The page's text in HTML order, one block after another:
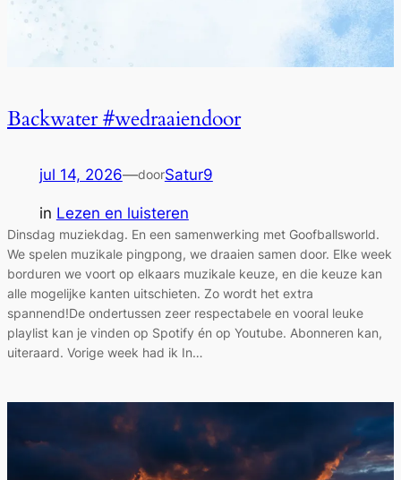
Backwater #wedraaiendoor
jul 14, 2026—doorSatur9
in Lezen en luisteren
Dinsdag muziekdag. En een samenwerking met Goofballsworld.
We spelen muzikale pingpong, we draaien samen door. Elke week
borduren we voort op elkaars muzikale keuze, en die keuze kan
alle mogelijke kanten uitschieten. Zo wordt het extra
spannend!De ondertussen zeer respectabele en vooral leuke
playlist kan je vinden op Spotify én op Youtube. Abonneren kan,
uiteraard. Vorige week had ik In…